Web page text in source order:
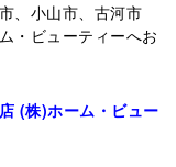
、小山市、古河市
・ビューティーへお
(株)ホーム・ビュー